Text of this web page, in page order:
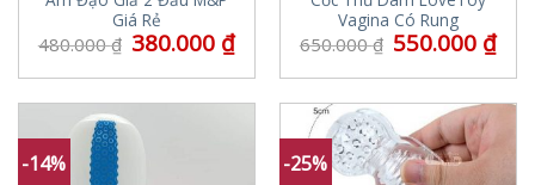
Giá Rẻ
480.000₫ 380.000 ₫
Vagina Có Rung
650.000₫ 550.000 ₫
-14% -25%